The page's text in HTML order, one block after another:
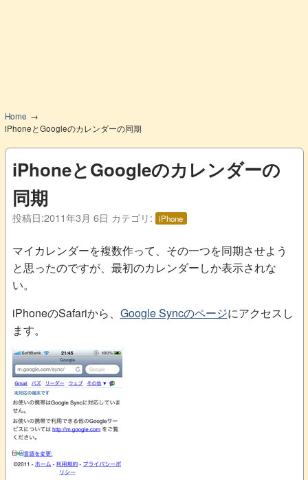
Home
iPhoneとGoogleのカレンダーの同期
iPhoneとGoogleのカレンダーの
同期
投稿日:2011年3月 6日 カテゴリ: iPhone
マイカレンダーを複数作って、その一つを同期させよう
と思ったのですが、最初のカレンダーしか表示されな
い。
iPhoneのSafariから、 Google Syncのページにアクセスし
ます。